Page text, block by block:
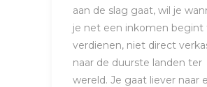
aan de slag gaat, wil je
je net een inkomen begint
verdienen, niet direct
naar de duurste landen ter
wereld. Je gaat liever naar